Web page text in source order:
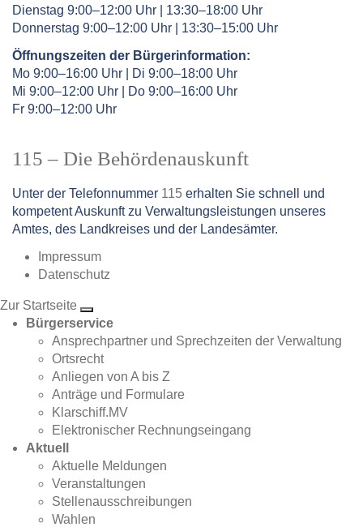
Dienstag 9:00–12:00 Uhr | 13:30–18:00 Uhr
Donnerstag 9:00–12:00 Uhr | 13:30–15:00 Uhr
Öffnungszeiten der Bürgerinformation:
Mo 9:00–16:00 Uhr | Di 9:00–18:00 Uhr
Mi 9:00–12:00 Uhr | Do 9:00–16:00 Uhr
Fr 9:00–12:00 Uhr
115 – Die Behördenauskunft
Unter der Telefonnummer 115 erhalten Sie schnell und
kompetent Auskunft zu Verwaltungsleistungen unseres
Amtes, des Landkreises und der Landesämter.
Impressum
Datenschutz
Zur Startseite
Bürgerservice
Ansprechpartner und Sprechzeiten der Verwaltung
Ortsrecht
Anliegen von A bis Z
Anträge und Formulare
Klarschiff.MV
Elektronischer Rechnungseingang
Aktuell
Aktuelle Meldungen
Veranstaltungen
Stellenausschreibungen
Wahlen